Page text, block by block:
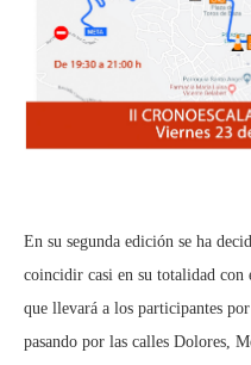
En su segunda edición se ha
coincidir casi en su totalidad con
que llevará a los participantes
pasando por las calles Dolores,